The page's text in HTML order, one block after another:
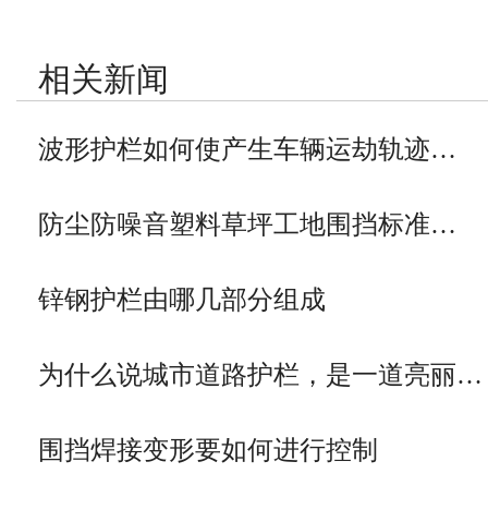
相关新闻
波形护栏如何使产生车辆运劫轨迹…
防尘防噪音塑料草坪工地围挡标准…
锌钢护栏由哪几部分组成
为什么说城市道路护栏，是一道亮丽…
围挡焊接变形要如何进行控制